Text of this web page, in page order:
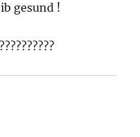
gesund !